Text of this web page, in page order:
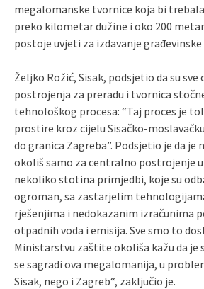
megalomanske tvornice koja bi
preko kilometar dužine i oko 200
postoje uvjeti za izdavanje građevinske
Željko Rožić, Sisak, podsjetio da su sve
postrojenja za preradu i tvornica
tehnološkog procesa: “Taj proces je
prostire kroz cijelu
do granica Zagreba”. Podsjetio je da je
okoliš samo za centralno postrojenje u
nekoliko stotina primjedbi, koje su
ogroman, sa zastarjelim
rješenjima i nedokazanim izračunima
otpadnih voda i emisija. Sve smo to
Ministarstvu zaštite okoliša kažu da je
se sagradi ova megalomanija, u
Sisak, nego i Zagreb“, zaključio je.